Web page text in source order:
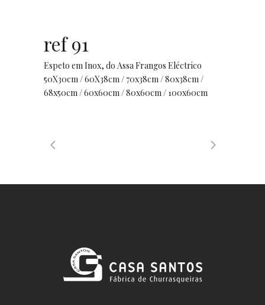
ref 91
Espeto em Inox, do Assa Frangos Eléctrico
50X30cm / 60X38cm / 70x38cm / 80x38cm /
68x50cm / 60x60cm / 80x60cm / 100x60cm